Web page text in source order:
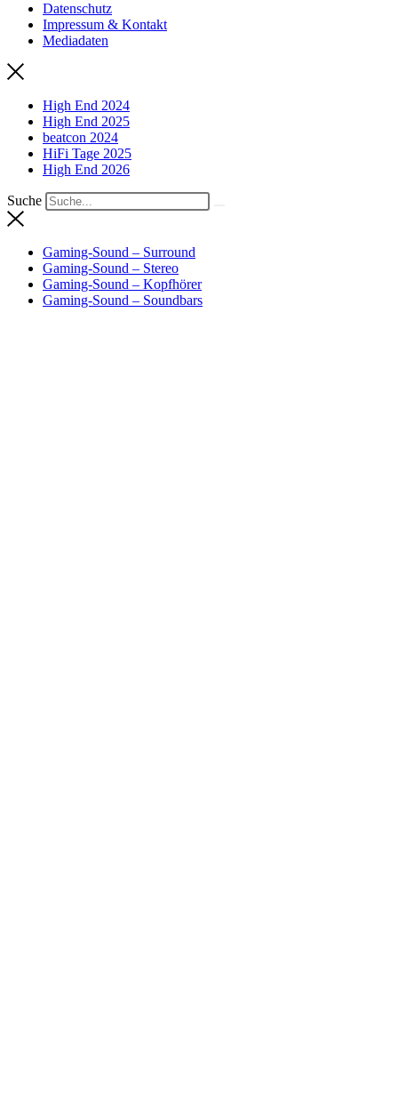
Datenschutz
Impressum & Kontakt
Mediadaten
High End 2024
High End 2025
beatcon 2024
HiFi Tage 2025
High End 2026
Suche
Gaming-Sound – Surround
Gaming-Sound – Stereo
Gaming-Sound – Kopfhörer
Gaming-Sound – Soundbars